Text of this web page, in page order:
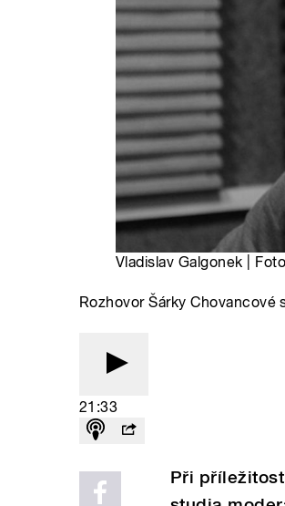
Vladislav Galgonek |
Rozhovor Šárky Chovancové
21:33
Při